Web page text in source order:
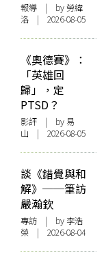
報導 | by 勞緯
洛 | 2026-08-05
《奧德賽》：
「英雄回
歸」，定
PTSD？
影評 | by 易
山 | 2026-08-05
談《錯覺與和
解》──筆訪
嚴瀚欽
專訪 | by 李浩
榮 | 2026-08-04